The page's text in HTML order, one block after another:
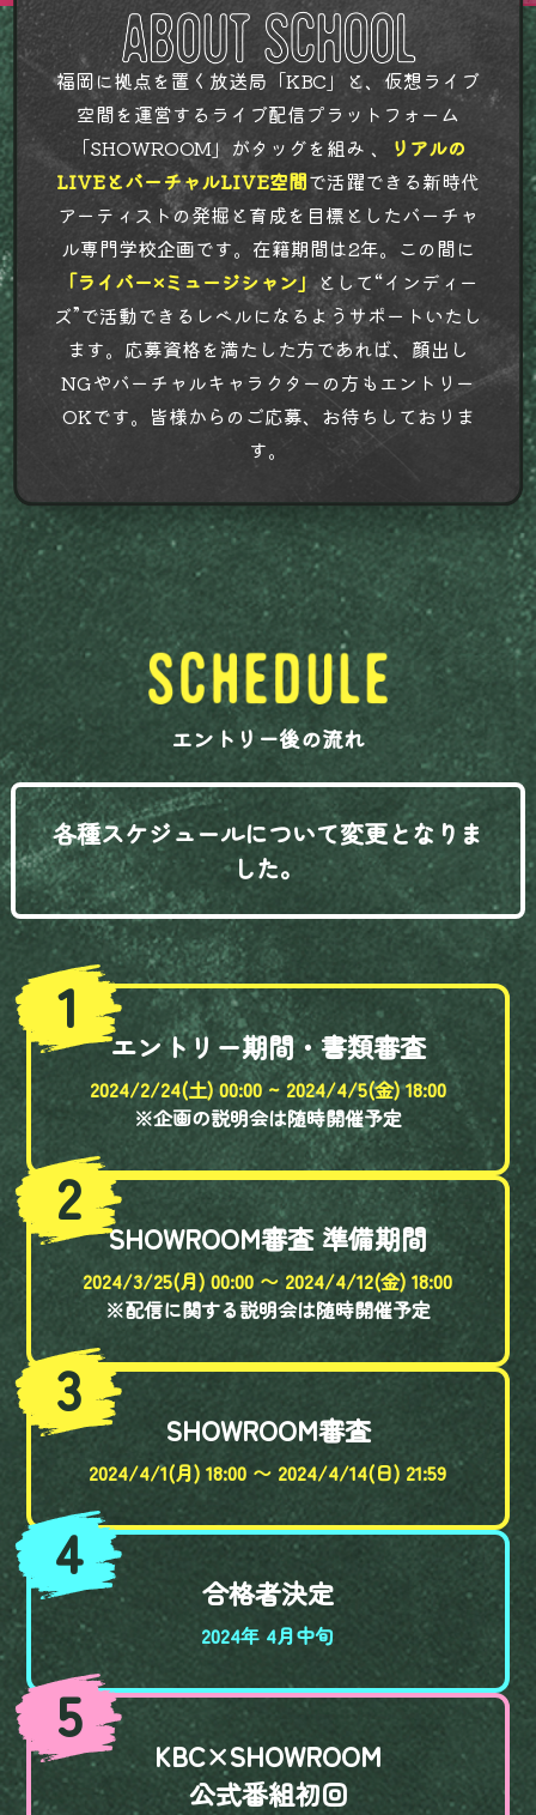
福岡に拠点を置く放送局「KBC」と、仮想ライブ
空間を運営するライブ配信プラットフォーム
「SHOWROOM」がタッグを組み 、
リアルの
LIVEとバーチャルLIVE空間で活躍できる新時代
アーティストの発掘と育成を目標としたバーチャ
ル専門学校企画です。在籍期間は2年。この間に
「ライバー×ミュージシャン」として“インディー
ズ”で活動できるレベルになるようサポートいたし
ます。応募資格を満たした方であれば、顔出し
NGやバーチャルキャラクターの方もエントリー
OKです。皆様からのご応募、お待ちしておりま
す。
エントリー後の流れ
各種スケジュールについて変更となりま
した。
1
エントリー期間・書類審査
2024/2/24(土) 00:00 ~ 2024/4/5(金) 18:00
※企画の説明会は随時開催予定
2
SHOWROOM審査 準備期間
2024/3/25(月) 00:00 〜 2024/4/12(金) 18:00
※配信に関する説明会は随時開催予定
3
SHOWROOM審査
2024/4/1(月) 18:00 〜 2024/4/14(日) 21:59
4
合格者決定
2024年 4月中旬
5
KBC×SHOWROOM
公式番組初回